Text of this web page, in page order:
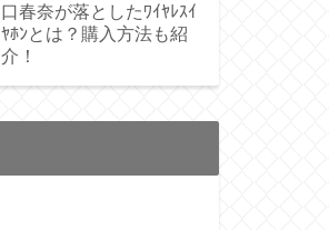
口春奈が落としたﾜｲﾔﾚｽｲ
ﾔﾎﾝとは？購入方法も紹
介！